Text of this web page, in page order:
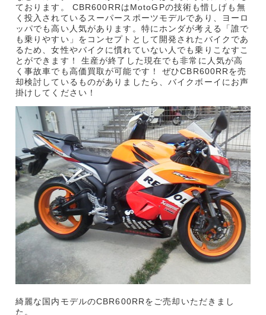
ております。 CBR600RRはMotoGPの技術も惜しげも無
く投入されているスーパースポーツモデルであり、ヨーロ
ッパでも高い人気があります。特にホンダが考える「誰で
も乗りやすい」をコンセプトとして開発されたバイクであ
るため、女性やバイクに慣れていない人でも乗りこなすこ
とができます！ 生産が終了した現在でも非常に人気が高
く事故車でも高価買取が可能です！ ぜひCBR600RRを売
却検討しているものがありましたら、バイクボーイにお声
掛けしてください！
綺麗な国内モデルのCBR600RRをご売却いただきまし
た。